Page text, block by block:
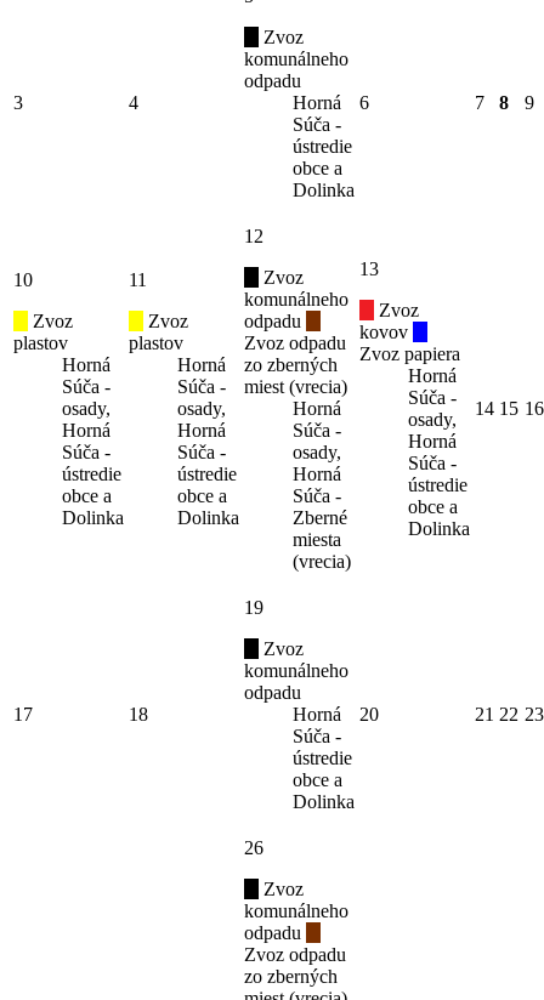
3 4
Zvoz
komunálneho
odpadu
Horná
Súča -
ústredie
obce a
Dolinka
6 7 8 9
10
Zvoz
plastov
Horná
Súča -
osady,
Horná
Súča -
ústredie
obce a
Dolinka
11
Zvoz
plastov
Horná
Súča -
osady,
Horná
Súča -
ústredie
obce a
Dolinka
12
Zvoz
komunálneho
odpadu
Zvoz odpadu
zo zberných
miest (vrecia)
Horná
Súča -
osady,
Horná
Súča -
Zberné
miesta
(vrecia)
13
Zvoz
kovov
Zvoz papiera
Horná
Súča -
osady,
Horná
Súča -
ústredie
obce a
Dolinka
14 15 16
17 18
19
Zvoz
komunálneho
odpadu
Horná
Súča -
ústredie
obce a
Dolinka
20 21 22 23
26
Zvoz
komunálneho
odpadu
Zvoz odpadu
zo zberných